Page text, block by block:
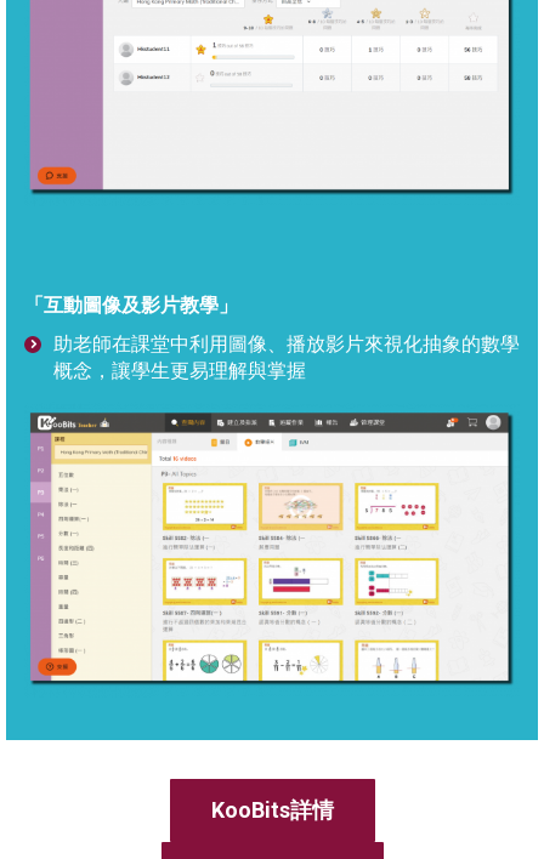
「互動圖像及影片教學」
助老師在課堂中利用圖像、播放影片來視化抽象的數學
概念，讓學生更易理解與掌握
KooBits詳情